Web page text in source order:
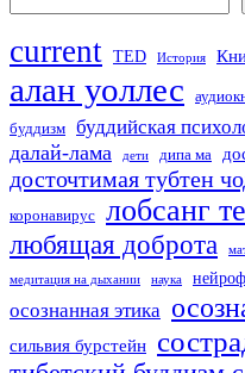
current TED История
алан уоллес
буддизм буддийская
далай-лама
дети дипа ма
досточтимая тубтен
коронавирус лобсанг
любящая доброта
медитация на дыхании наука
осознанная этика
сильвия бурстейн